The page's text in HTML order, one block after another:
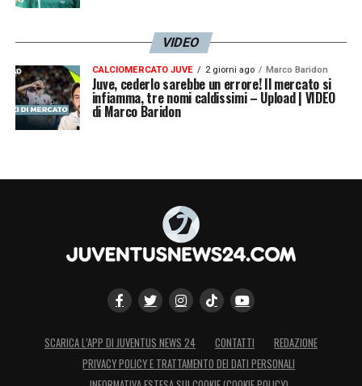
VIDEO
CALCIOMERCATO JUVE 2 giorni ago Marco Baridon
Juve, cederlo sarebbe un errore! Il mercato si
infiamma, tre nomi caldissimi – Upload | VIDEO
di Marco Baridon
SCARICA L’APP DI JUVENTUS NEWS 24 CONTATTI
REDAZIONE
PRIVACY POLICY E TRATTAMENTO DEI DATI PERSONALI